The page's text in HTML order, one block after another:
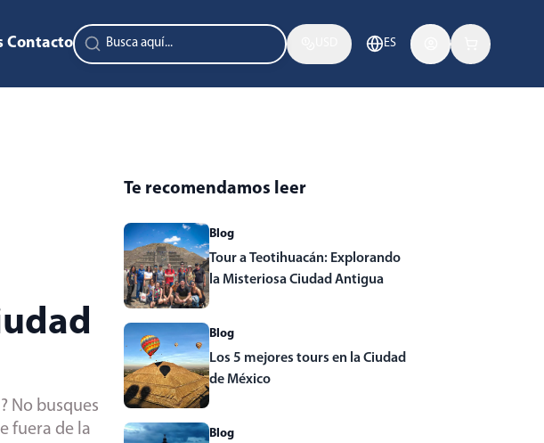
Contacto ES
No busques
fuera de la
Te recomendamos leer
Blog
Tour a Teotihuacán: Explorando
la Misteriosa Ciudad Antigua
Blog
Los 5 mejores tours en la Ciudad
de México
Blog